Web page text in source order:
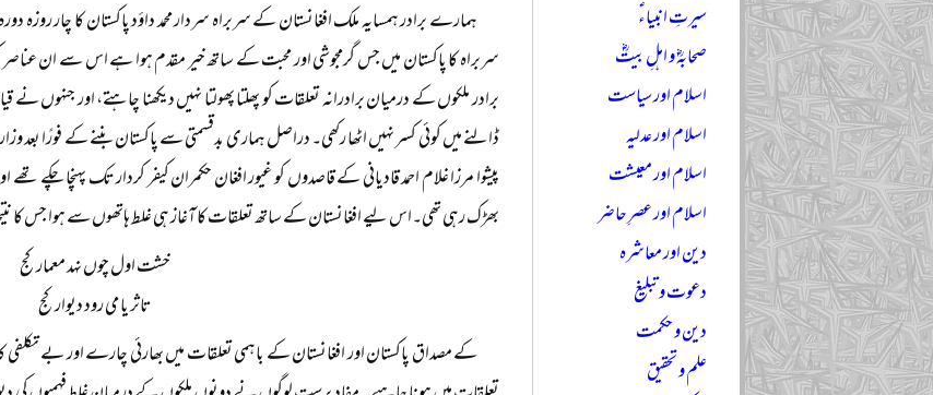
ہمارے برادر ہمسایہ ملک افغانستان کے سربراہ سردار محمد داؤد پاکستان کا چار
سربراہ کا پاکستان میں جس گرمجوشی اور محبت کے ساتھ خیر مقدم ہوا ہے اس سے ان
برادر ملکوں کے درمیان برادرانہ تعلقات کو پھلتا پھولتا نہیں دیکھنا چاہتے، اور
ڈالنے میں کوئی کسر نہیں اٹھا رکھی۔ دراصل ہماری بدقسمتی سے پاکستان بننے کے فورًا
پیشوا مرزا غلام احمد قادیانی کے قاصدوں کو غیور افغان حکمران کیفر کردار تک پہنچا چکے
بھڑک رہی تھی۔اس لیے افغانستان کے ساتھ تعلقات کا آغاز ہی غلط ہاتھوں سے ہوا جس کا
خشت اول چوں نہد معمار کج
تاثر یا می رود دیوار کج
کے مصداق پاکستان اور افغانستان کے باہمی تعلقات میں بھارئی چارے اور بے تکلفی
سیرتِ انبیاءؑ
صحابہؓ و اہلِ بیتؓ
اسلام اور سیاست
اسلام اور عدلیہ
اسلام اور معیشت
اسلام اور عصرِ حاضر
دین اور معاشرہ
دعوت و تبلیغ
دین و حکمت
علم و تحقیق